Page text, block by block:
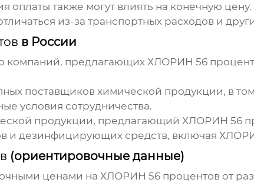
оплаты также могут влиять на конечную цену.
из-за транспортных расходов и
в России
компаний, предлагающихХЛОРИН 56
поставщиков химической продукции, в
условия сотрудничества.
продукции, предлагающий ХЛОРИН 56
и дезинфицирующих средств, включая
(ориентировочные данные)
ценами на ХЛОРИН 56 процентовот